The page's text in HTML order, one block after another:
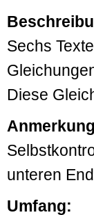
Sechs
Diese
unteren
Umfang: